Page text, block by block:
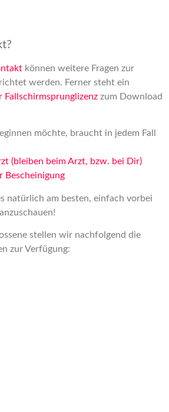
können weitere Fragen zur
werden. Ferner steht ein
Fallschirmsprunglizenz zum Download
möchte, braucht in jedem Fall
(bleiben beim Arzt, bzw. bei Dir)
Bescheinigung
natürlich am besten, einfach vorbei
stellen wir nachfolgend die
zur Verfügung: